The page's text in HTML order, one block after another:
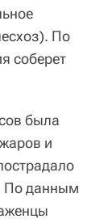
По
соберет
была
и
По данным